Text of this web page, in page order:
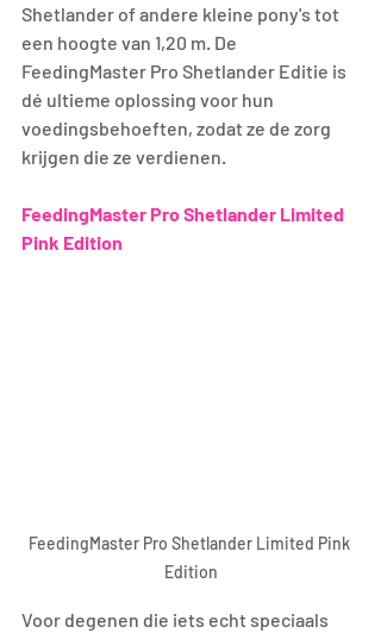
Shetlander of andere kleine pony's tot
een hoogte van 1,20 m. De
FeedingMaster Pro Shetlander Editie is
dé ultieme oplossing voor hun
voedingsbehoeften, zodat ze de zorg
krijgen die ze verdienen.
FeedingMaster Pro Shetlander Limited
Pink Edition
FeedingMaster Pro Shetlander Limited Pink
Edition
Voor degenen die iets echt speciaals